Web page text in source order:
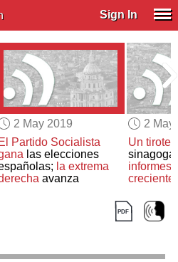
Sign In
2 May 2019
El Partido Socialista
las elecciones
la extrema
avanza
2 May
Un tiroteo
sinagoga
informes
creciente